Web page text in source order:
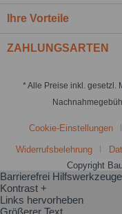
Ihre Vorteile
ZAHLUNGSARTEN
* Alle Preise inkl. gesetzl.
Cookie-Einstellungen
Widerrufsbelehrung
Copyright
Barrierefrei Hilfswerkzeuge
Kontrast +
Links hervorheben